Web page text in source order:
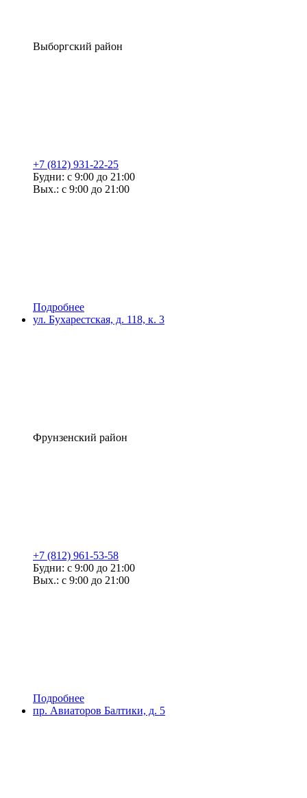
Выборгский район
+7 (812) 931-22-25
Будни: с 9:00 до 21:00
Вых.: с 9:00 до 21:00
Подробнее
ул. Бухарестская, д. 118, к. 3
Фрунзенский район
+7 (812) 961-53-58
Будни: с 9:00 до 21:00
Вых.: с 9:00 до 21:00
Подробнее
пр. Авиаторов Балтики, д. 5